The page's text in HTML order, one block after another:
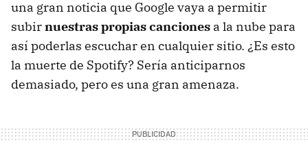
una gran noticia que Google vaya a permitir
subirnuestras propias canciones a la nube para
así poderlas escuchar en cualquier sitio. ¿Es esto
la muerte de Spotify? Sería anticiparnos
demasiado, pero es una gran amenaza.